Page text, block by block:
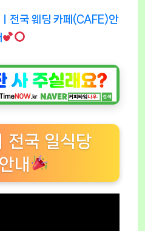
전국 웨딩 카페(CAFE)안
ㅣ전국 일식당
안내